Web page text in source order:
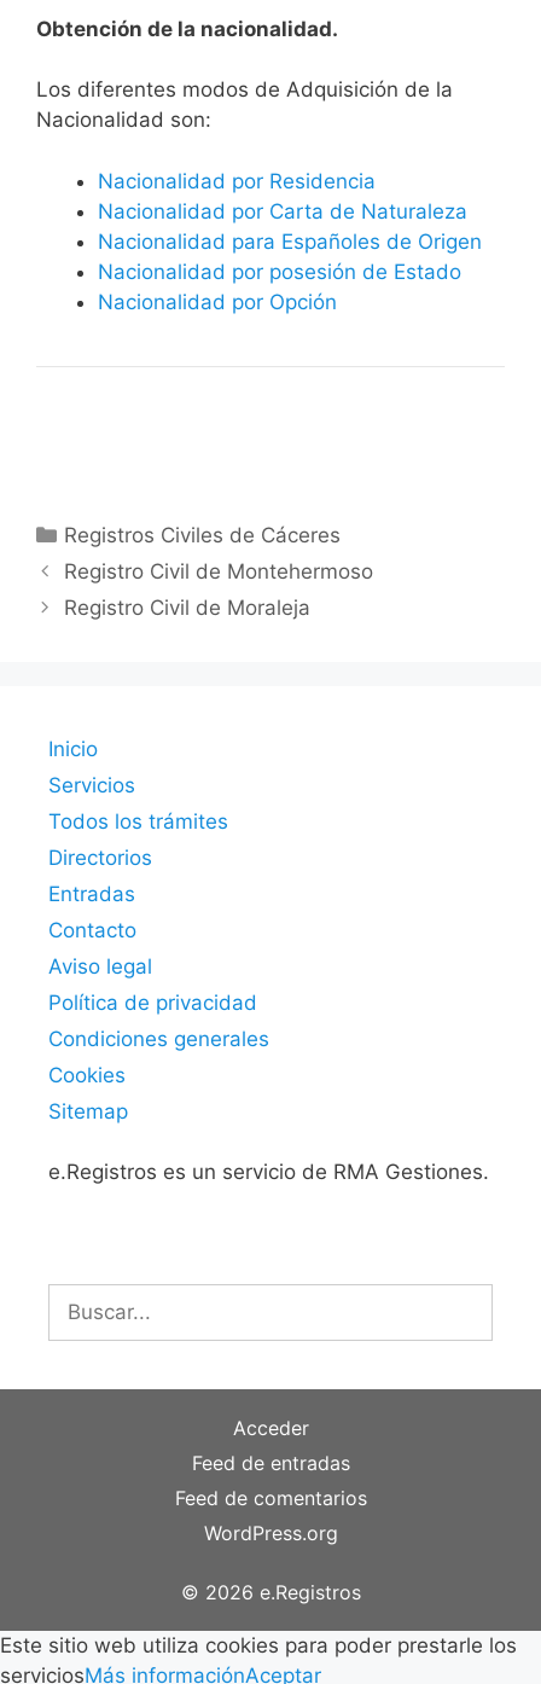
Obtención de la nacionalidad.
​​​Los diferentes modos de Adquisición de la
Nacionalidad son:
Nacionalidad por Residencia
Nacionalidad por Carta de Naturaleza
Nacionalidad para Españoles de Origen
Nacionalidad por posesión de Estado
Nacionalidad por Opción
Categorías
Registros Civiles de Cáceres
Registro Civil de Montehermoso
Registro Civil de Moraleja
Inicio
Servicios
Todos los trámites
Directorios
Entradas
Contacto
Aviso legal
Política de privacidad
Condiciones generales
Cookies
Sitemap
e.Registros es un servicio de RMA Gestiones.
Buscar:
Acceder
Feed de entradas
Feed de comentarios
WordPress.org
© 2026 e.Registros
Este sitio web utiliza cookies para poder prestarle los
serviciosMás informaciónAceptar